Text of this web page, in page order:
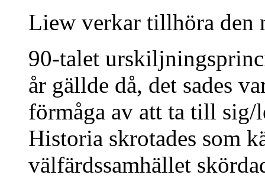
Liew verkar tillhöra den
90-talet
år gällde då, det sades
förmåga av att ta till sig/
Historia skrotades som
välfärdssamhället